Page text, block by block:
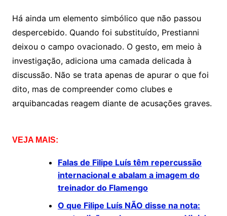
Há ainda um elemento simbólico que não passou
despercebido. Quando foi substituído, Prestianni
deixou o campo ovacionado. O gesto, em meio à
investigação, adiciona uma camada delicada à
discussão. Não se trata apenas de apurar o que foi
dito, mas de compreender como clubes e
arquibancadas reagem diante de acusações graves.
VEJA MAIS:
Falas de Filipe Luís têm repercussão
internacional e abalam a imagem do
treinador do Flamengo
O que Filipe Luís NÃO disse na nota: